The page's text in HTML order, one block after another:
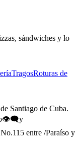
sándwiches y lo
TragosRoturas de
Santiago de Cuba.
entre /Paraíso y